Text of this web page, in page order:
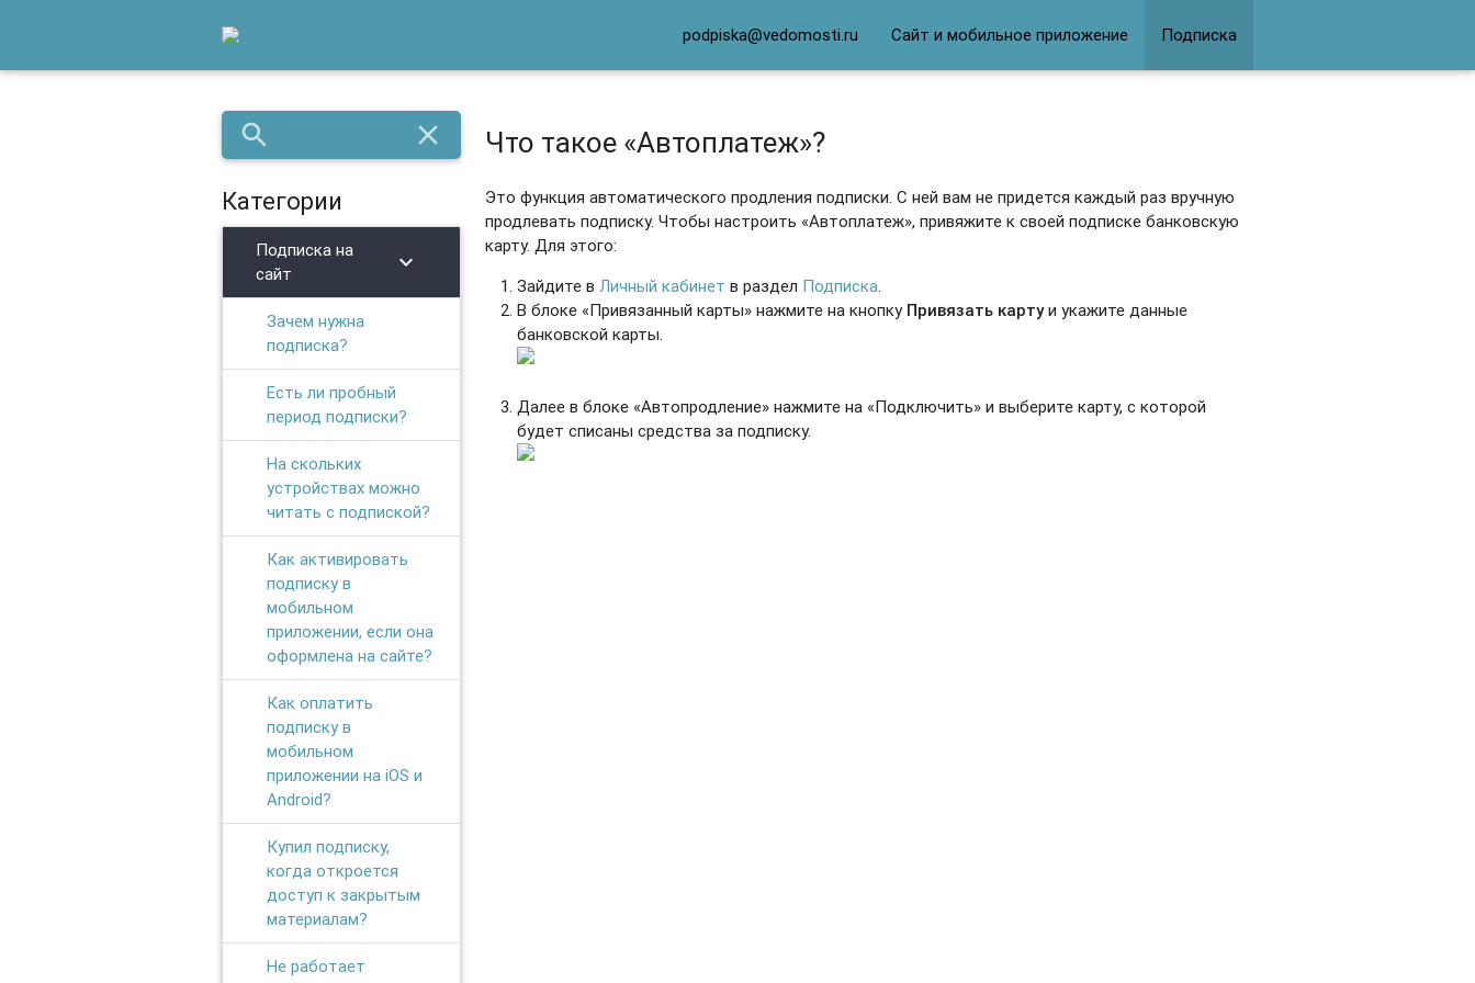
podpiska@vedomosti.ru Сайт и мобильное приложение Подписка
search close
Категории
Подписка на
сайт
chevron_right
Зачем нужна
подписка?
Есть ли пробный
период подписки?
На скольких
устройствах можно
читать с подпиской?
Как активировать
подписку в
мобильном
приложении, если она
оформлена на сайте?
Как оплатить
подписку в
мобильном
приложении на iOS и
Android?
Купил подписку,
когда откроется
доступ к закрытым
материалам?
Не работает
Что такое «Автоплатеж»?
Это функция автоматического продления подписки. С ней вам не придется каждый раз вручную
продлевать подписку.Чтобы настроить «Автоплатеж», привяжите к своей подписке банковскую
карту. Для этого:
Зайдите в Личный кабинет в раздел Подписка
В блоке «Привязанный карты» нажмите на кнопку Привязать картуи укажите данные
банковской карты.
Далее в блоке «Автопродление» нажмите на «Подключить» и выберите карту, с которой
будет списаны средства за подписку.